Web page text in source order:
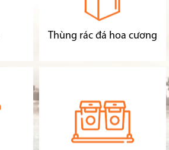
Thùng rác đá hoa cương